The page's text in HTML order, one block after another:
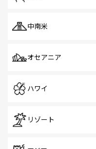
中南米
オセアニア
ハワイ
リゾート